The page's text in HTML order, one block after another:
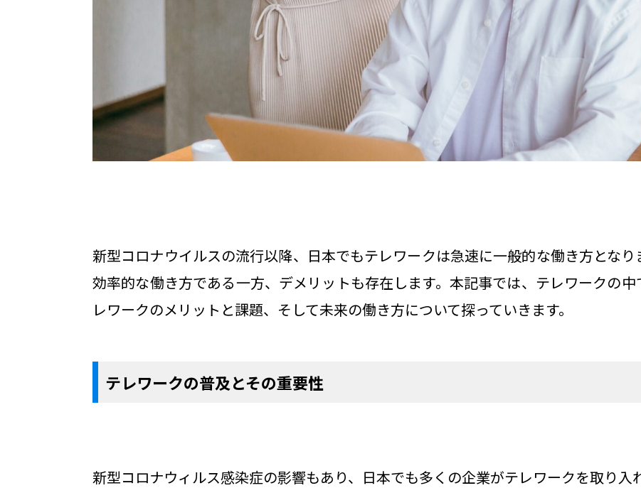
新型コロナウイルスの流行以降、日本でもテレワークは急速に一般的な働き方とな
効率的な働き方である一方、デメリットも存在します。本記事では、テレワークの
レワークのメリットと課題、そして未来の働き方について探っていきます。
テレワークの普及とその重要性
新型コロナウィルス感染症の影響もあり、日本でも多くの企業がテレワークを取り入